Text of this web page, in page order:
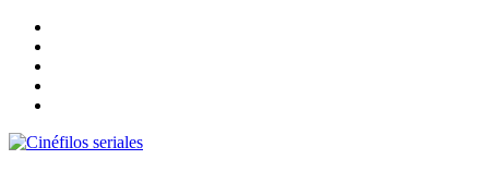
contenido